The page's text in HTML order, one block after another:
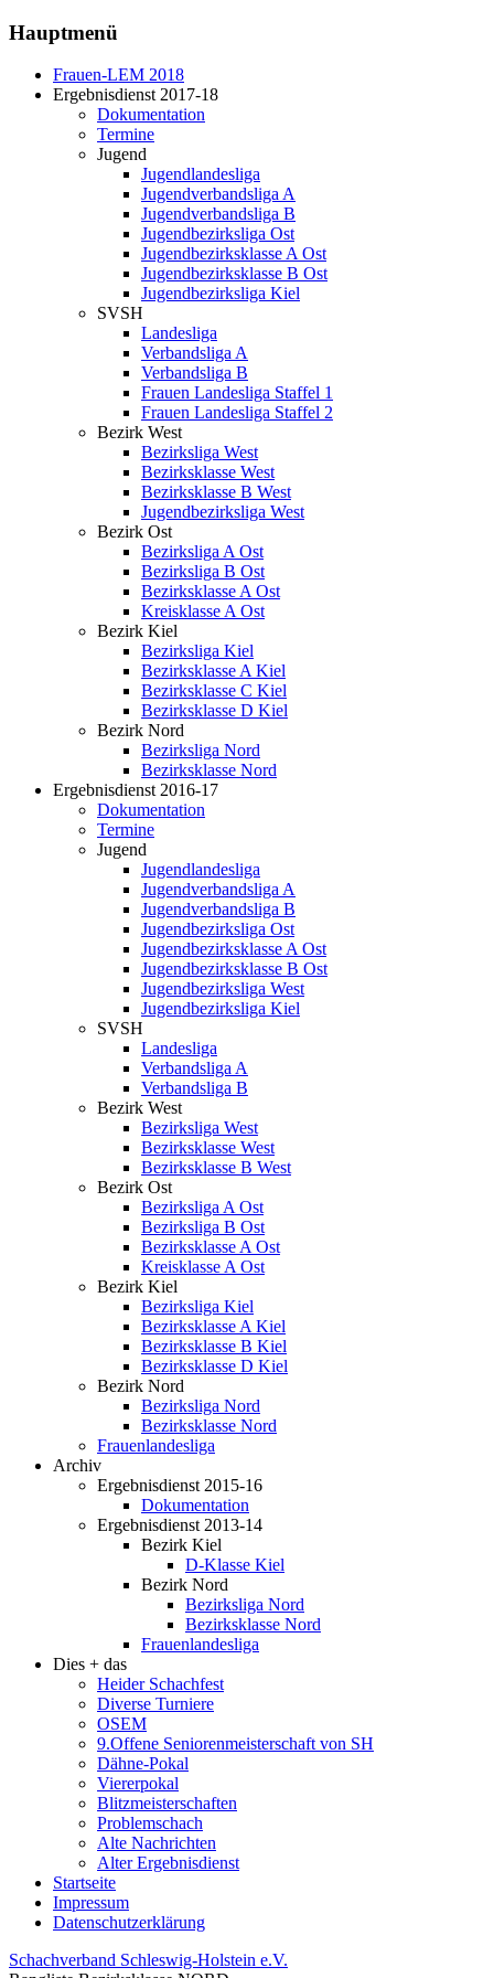
Hauptmenü
Frauen-LEM 2018
Ergebnisdienst 2017-18
Dokumentation
Termine
Jugend
Jugendlandesliga
Jugendverbandsliga A
Jugendverbandsliga B
Jugendbezirksliga Ost
Jugendbezirksklasse A Ost
Jugendbezirksklasse B Ost
Jugendbezirksliga Kiel
SVSH
Landesliga
Verbandsliga A
Verbandsliga B
Frauen Landesliga Staffel 1
Frauen Landesliga Staffel 2
Bezirk West
Bezirksliga West
Bezirksklasse West
Bezirksklasse B West
Jugendbezirksliga West
Bezirk Ost
Bezirksliga A Ost
Bezirksliga B Ost
Bezirksklasse A Ost
Kreisklasse A Ost
Bezirk Kiel
Bezirksliga Kiel
Bezirksklasse A Kiel
Bezirksklasse C Kiel
Bezirksklasse D Kiel
Bezirk Nord
Bezirksliga Nord
Bezirksklasse Nord
Ergebnisdienst 2016-17
Dokumentation
Termine
Jugend
Jugendlandesliga
Jugendverbandsliga A
Jugendverbandsliga B
Jugendbezirksliga Ost
Jugendbezirksklasse A Ost
Jugendbezirksklasse B Ost
Jugendbezirksliga West
Jugendbezirksliga Kiel
SVSH
Landesliga
Verbandsliga A
Verbandsliga B
Bezirk West
Bezirksliga West
Bezirksklasse West
Bezirksklasse B West
Bezirk Ost
Bezirksliga A Ost
Bezirksliga B Ost
Bezirksklasse A Ost
Kreisklasse A Ost
Bezirk Kiel
Bezirksliga Kiel
Bezirksklasse A Kiel
Bezirksklasse B Kiel
Bezirksklasse D Kiel
Bezirk Nord
Bezirksliga Nord
Bezirksklasse Nord
Frauenlandesliga
Archiv
Ergebnisdienst 2015-16
Dokumentation
Ergebnisdienst 2013-14
Bezirk Kiel
D-Klasse Kiel
Bezirk Nord
Bezirksliga Nord
Bezirksklasse Nord
Frauenlandesliga
Dies + das
Heider Schachfest
Diverse Turniere
OSEM
9.Offene Seniorenmeisterschaft von SH
Dähne-Pokal
Viererpokal
Blitzmeisterschaften
Problemschach
Alte Nachrichten
Alter Ergebnisdienst
Startseite
Impressum
Datenschutzerklärung
Schachverband Schleswig-Holstein e.V.